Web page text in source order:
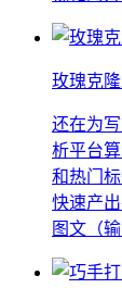
玫瑰克
还在为
析平台
和热门
快速产
图文（